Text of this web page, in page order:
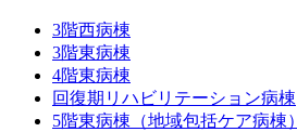
3階西病棟
3階東病棟
4階東病棟
回復期リハビリテーション病棟
5階東病棟（地域包括ケア病棟）